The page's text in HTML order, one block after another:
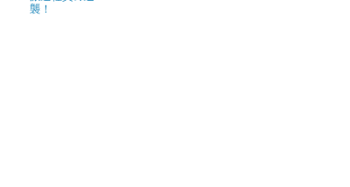
襲！